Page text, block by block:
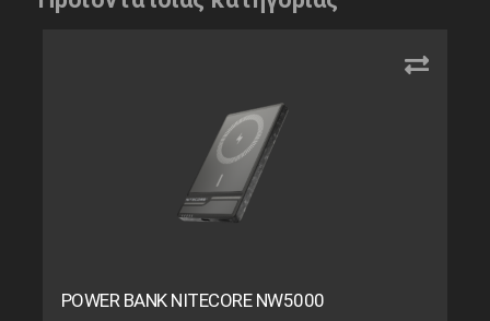
POWER BANK NITECORE NW5000